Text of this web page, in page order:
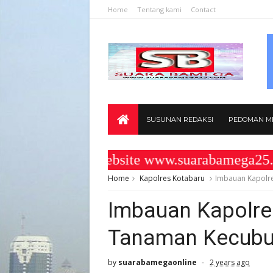
Home Tentang kami Contact
SUSUNAN REDAKSI PEDOMAN
di Website www.suarabamega25.com
Home Kapolres Kotabaru Imbauan
Imbauan
Tanaman
by suarabamegaonline 2 years ago